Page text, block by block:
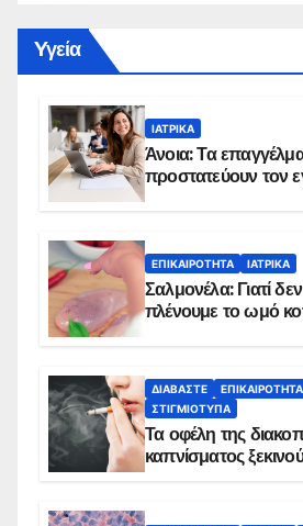
Yγεία
ΙΑΤΡΙΚΆ
Άνοια: Τα
προστατεύουν τον
ΕΠΙΚΑΙΡΌΤΗΤΑ ΙΑΤΡΙΚΆ
Σαλμονέλα: Γιατί
πλένουμε το ωμό
ΔΙΑΒΆΣΤΕ ΕΠΙΚΑΙΡΌΤΗΤΑ
ΣΤΙΓΜΙΌΤΥΠΑ
Τα οφέλη της
καπνίσματος